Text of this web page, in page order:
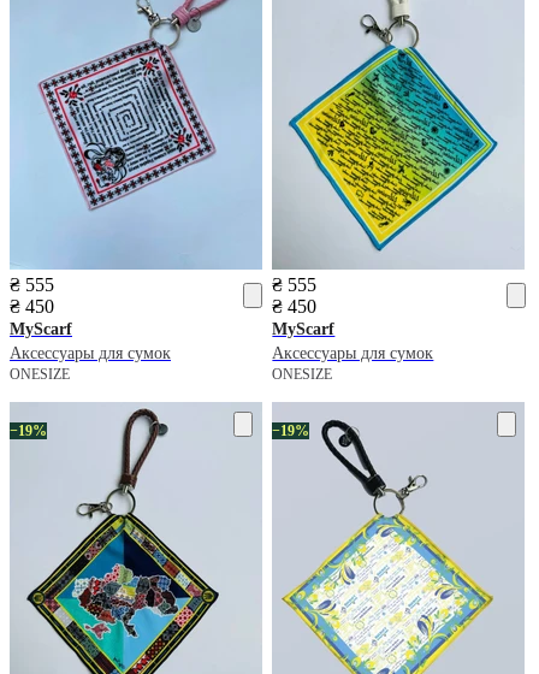
₴ 555
₴ 450
MyScarf
Аксессуары для сумок
ONESIZE
₴ 555
₴ 450
MyScarf
Аксессуары для сумок
ONESIZE
−19% −19%